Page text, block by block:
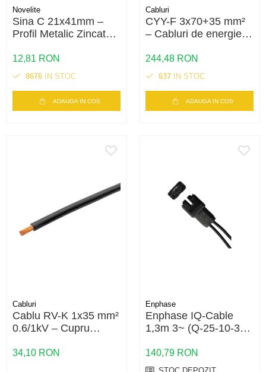
Novelite
Sina C 21x41mm –
Profil Metalic Zincat
Sustinerea
Jgheaburilor Port-
12,81 RON
8676 IN STOC
ADAUGA IN COS
Cabluri
CYY-F 3x70+35 mm²
– Cabluri de energie
0.6/1kV
244,48 RON
637 IN STOC
ADAUGA IN COS
Cabluri
Cablu RV-K 1x35 mm²
0.6/1kV – Cupru
Distribuție
34,10 RON
Enphase
Enphase IQ-Cable
1,3m 3~ (Q-25-10-3P-
pentru Microinvertoare
Enphase IQ
140,79 RON